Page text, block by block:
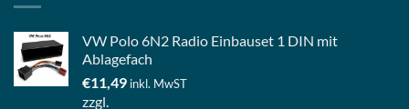
VW Polo 6N2 Radio Einbauset 1 DIN mit
Ablagefach
€11,49 inkl. MwST
zzgl.